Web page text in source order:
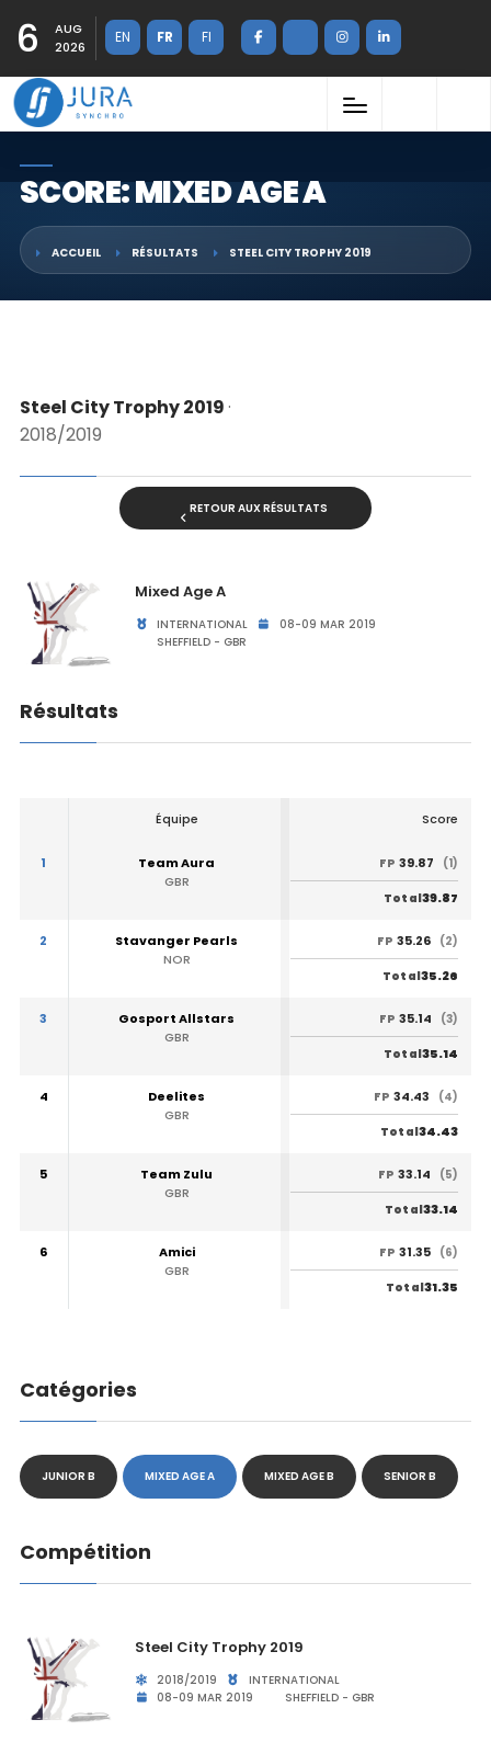
6
AUG
2026
EN FR FI
SCORE: MIXED AGE A
ACCUEIL RÉSULTATS STEEL CITY TROPHY 2019
Steel City Trophy 2019·
2018/2019
RETOUR AUX RÉSULTATS
Mixed Age A
INTERNATIONAL
08-09 MAR 2019
SHEFFIELD - GBR
Résultats
Équipe Score
1
Team Aura
GBR
FP 39.87 (1)
Total39.87
2
Stavanger Pearls
NOR
FP 35.26 (2)
Total35.26
3
Gosport Allstars
GBR
FP 35.14 (3)
Total35.14
4
Deelites
GBR
FP 34.43 (4)
Total34.43
5
Team Zulu
GBR
FP 33.14 (5)
Total33.14
6
Amici
GBR
FP 31.35 (6)
Total31.35
Catégories
JUNIOR B MIXED AGE A MIXED AGE B SENIOR B
Compétition
Steel City Trophy 2019
2018/2019
INTERNATIONAL
08-09 MAR 2019
SHEFFIELD - GBR